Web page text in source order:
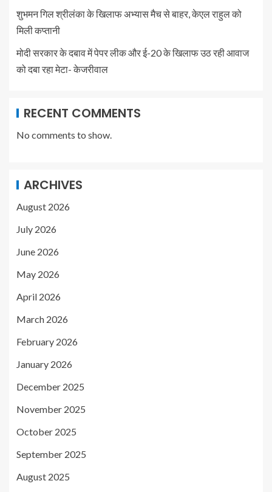
शुभमन गिल श्रीलंका के खिलाफ अभ्यास मैच से बाहर, केएल राहुल को
मिली कप्तानी
मोदी सरकार के दबाव में पेपर लीक और ई-20 के खिलाफ उठ रही आवाज
को दबा रहा मेटा- केजरीवाल
RECENT COMMENTS
No comments to show.
ARCHIVES
August 2026
July 2026
June 2026
May 2026
April 2026
March 2026
February 2026
January 2026
December 2025
November 2025
October 2025
September 2025
August 2025